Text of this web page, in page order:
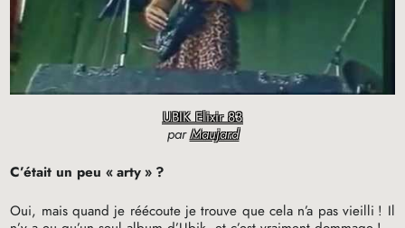
UBIK Elixir 83
parMaujard
C’était un peu «arty» ?
Oui, mais quand je réécoute je trouve que cela n’a pas vieilli ! Il